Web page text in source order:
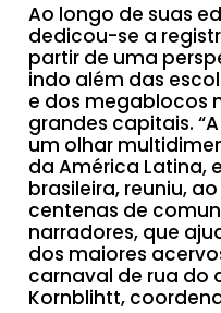
Ao longo de suas
dedicou-se a
partir de uma
indo além das
e dos megablocos
grandes capitais.
um olhar
da América Latina,
brasileira, reuniu,
centenas de
narradores, que
dos maiores
carnaval de rua do
Kornblihtt,